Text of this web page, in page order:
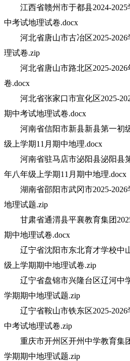
江西省赣州市于都县2024-2025
中考试地理试卷.docx
河北省唐山市古冶区2025-2026
理试卷.zip
河北省唐山市路北区2025-2026
卷.docx
河北省张家口市宣化区2025-
期中考试地理试卷.docx
河南省信阳市新县新县第一初级
级上学期11月期中地理.docx
河南省驻马店市泌阳县泌阳县第
年八年级上学期11月期中地理.docx
湖南省邵阳市武冈市2025-2026
地理试题.zip
甘肃省通渭县平襄教育集团
期中地理试卷.docx
辽宁省沈阳市东北育才学校中山
级上学期期中地理试卷.zip
辽宁省盘锦市兴隆台区辽河中学
学期期中地理试题.zip
辽宁省鞍山市铁东区2025-2026
中考试地理试卷.zip
重庆市开州区开州中学教育集团
学期期中地理试题.zip